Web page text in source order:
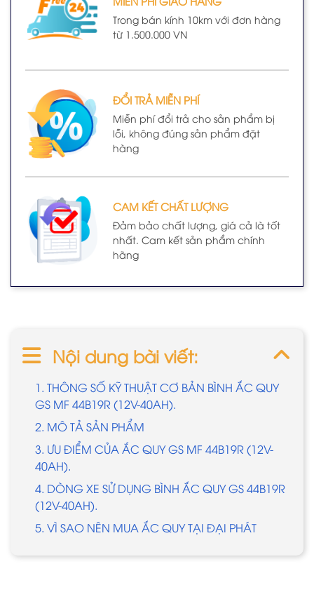
Trong bán kính 10km với đơn hàng
từ 1.500.000 VN
ĐỔI TRẢ MIỄN PHÍ
Miễn phí đổi trả cho sản phẩm bị
lỗi, không đúng sản phẩm đặt
hàng
CAM KẾT CHẤT LƯỢNG
Đảm bảo chất lượng, giá cả là tốt
nhất. Cam kết sản phẩm chính
hãng
Nội dung bài viết:
1. THÔNG SỐ KỸ THUẬT CƠ BẢN BÌNH ẮC QUY
GS MF 44B19R (12V-40AH).
2. MÔ TẢ SẢN PHẨM
3. ƯU ĐIỂM CỦA ẮC QUY GS MF 44B19R (12V-
40AH).
4. DÒNG XE SỬ DỤNG BÌNH ẮC QUY GS 44B19R
(12V-40AH).
5. VÌ SAO NÊN MUA ẮC QUY TẠI ĐẠI PHÁT